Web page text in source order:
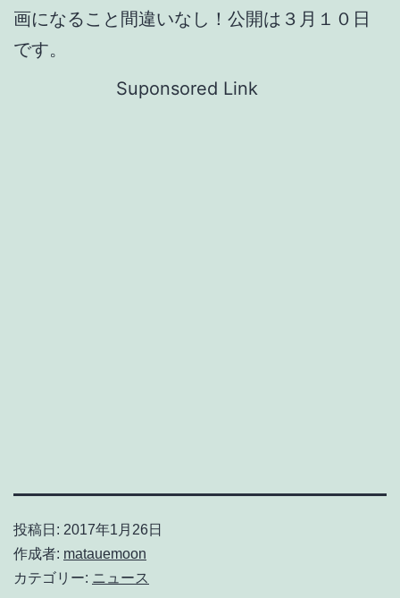
画になること間違いなし！公開は３月１０日
です。
Suponsored Link
投稿日: 2017年1月26日
作成者: matauemoon
カテゴリー: ニュース